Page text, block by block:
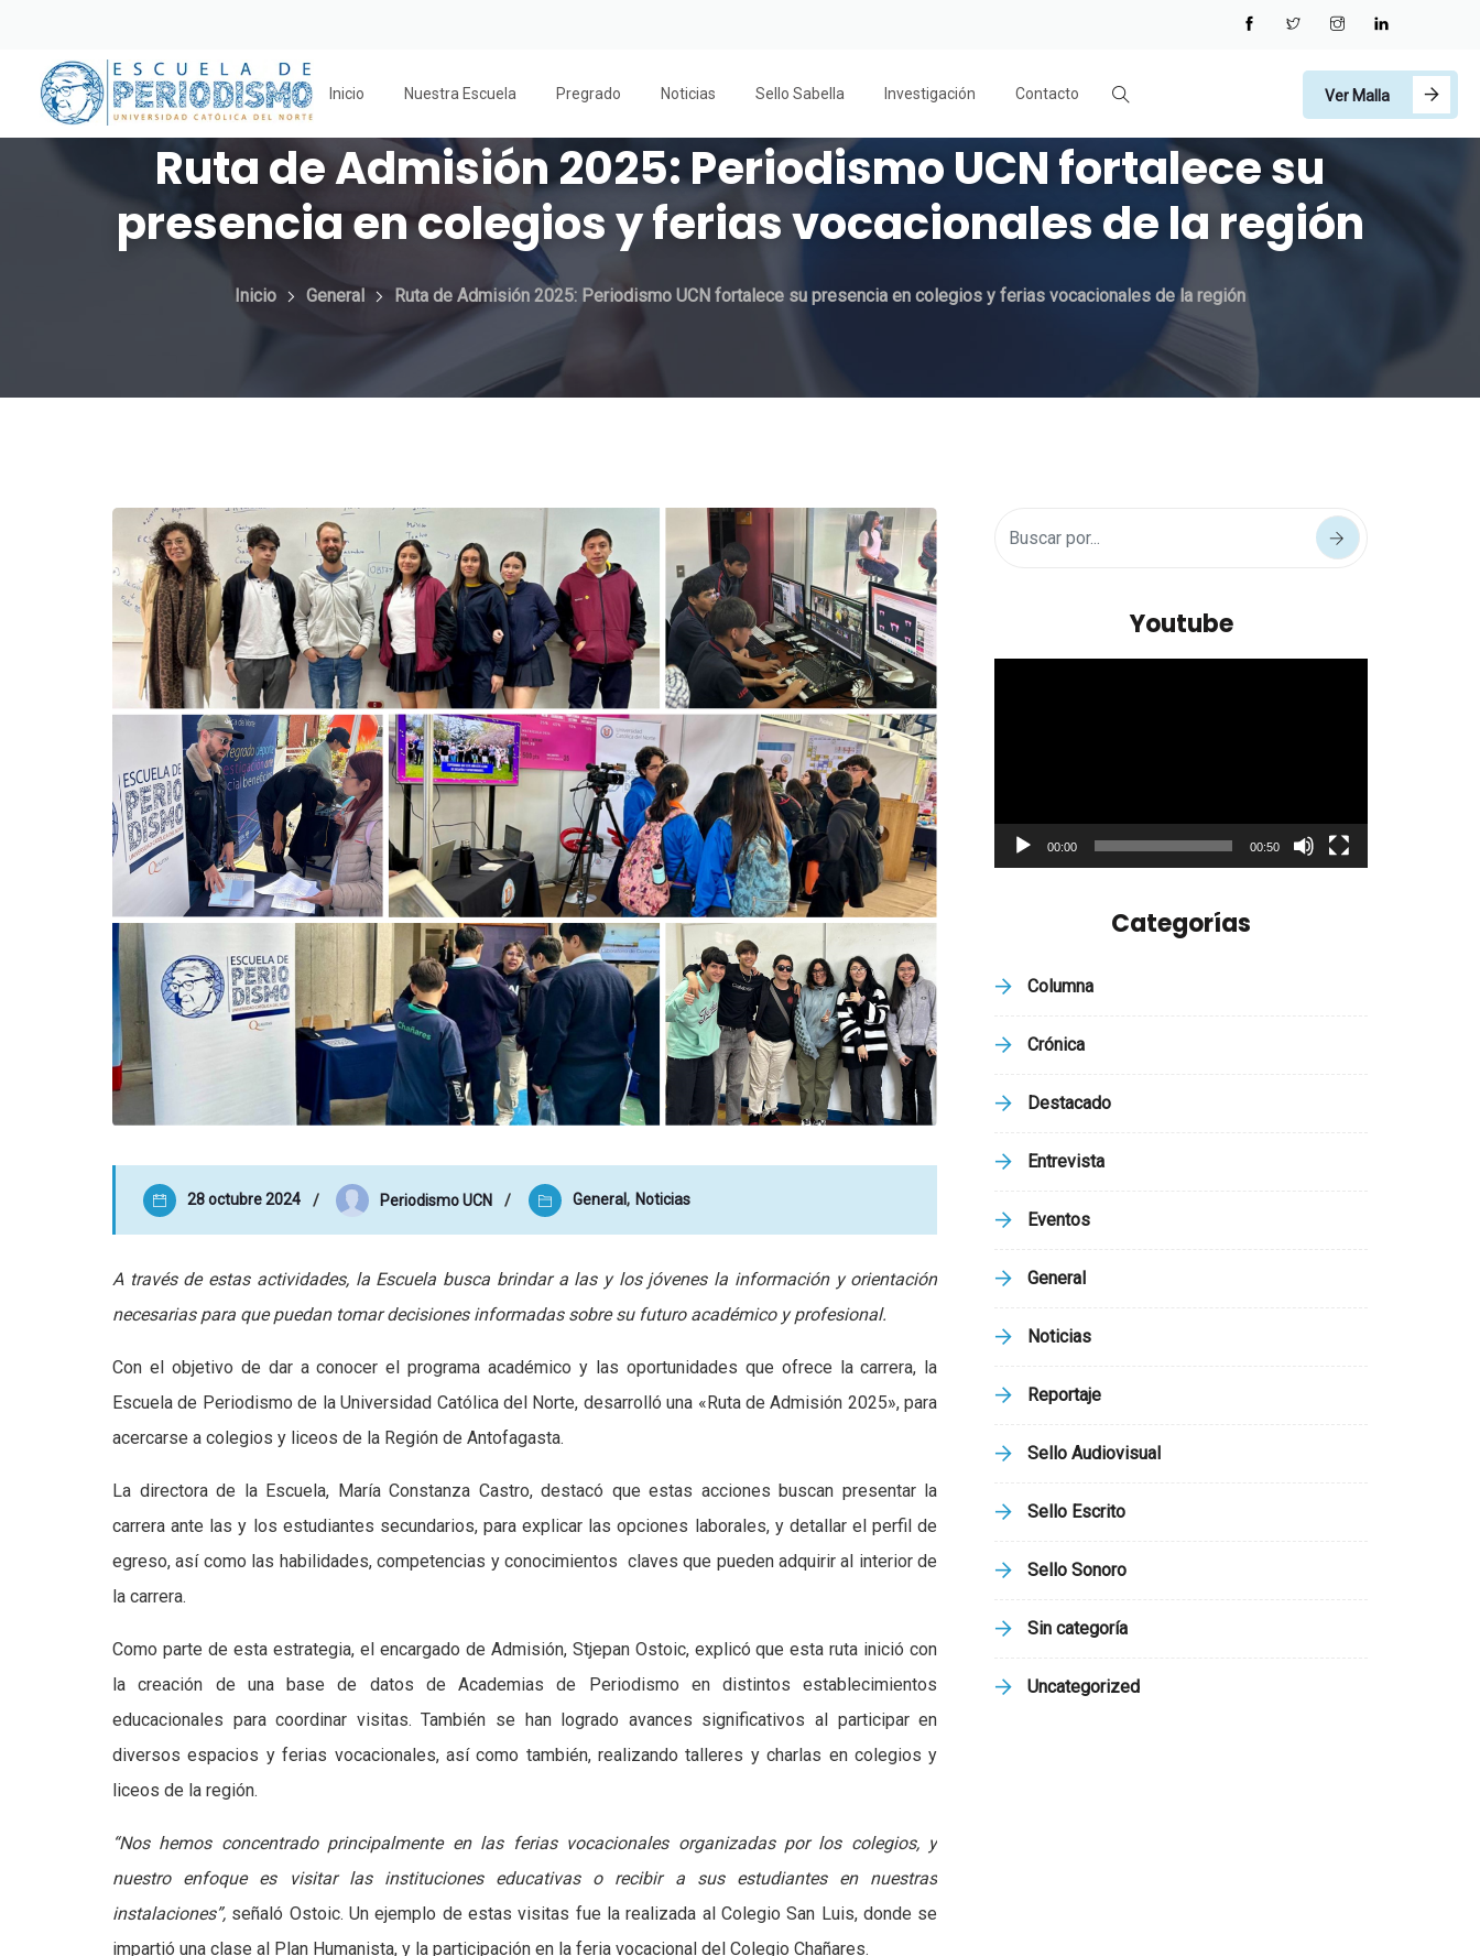
Inicio Nuestra Escuela Pregrado Noticias Sello Sabella Investigación Contacto Ver Malla
Ruta de Admisión 2025: Periodismo UCN fortalece su
presencia en colegios y ferias vocacionales de la región
Inicio General Ruta de Admisión 2025: Periodismo UCN fortalece su presencia en colegios y ferias vocacionales de la región
28 octubre 2024 Periodismo UCN General, Noticias
A través de estas actividades, la Escuela busca brindar a las y los jóvenes la información y orientación
necesarias para que puedan tomar decisiones informadas sobre su futuro académico y profesional.
Con el objetivo de dar a conocer el programa académico y las oportunidades que ofrece la carrera, la
Escuela de Periodismo de la Universidad Católica del Norte, desarrolló una «Ruta de Admisión 2025», para
acercarse a colegios y liceos de la Región de Antofagasta.
La directora de la Escuela, María Constanza Castro, destacó que estas acciones buscan presentar la
carrera ante las y los estudiantes secundarios, para explicar las opciones laborales, y detallar el perfil de
egreso, así como las habilidades, competencias y conocimientos claves que pueden adquirir al interior de
la carrera.
Como parte de esta estrategia, el encargado de Admisión, Stjepan Ostoic, explicó que esta ruta inició con
la creación de una base de datos de Academias de Periodismo en distintos establecimientos
educacionales para coordinar visitas. También se han logrado avances significativos al participar en
diversos espacios y ferias vocacionales, así como también, realizando talleres y charlas en colegios y
liceos de la región.
“Nos hemos concentrado principalmente en las ferias vocacionales organizadas por los colegios, y
nuestro enfoque es visitar las instituciones educativas o recibir a sus estudiantes en nuestras
instalaciones”, señaló Ostoic. Un ejemplo de estas visitas fue la realizada al Colegio San Luis, donde se
impartió una clase al Plan Humanista, y la participación en la feria vocacional del Colegio Chañares.
Youtube
00:00 00:50
Categorías
Columna
Crónica
Destacado
Entrevista
Eventos
General
Noticias
Reportaje
Sello Audiovisual
Sello Escrito
Sello Sonoro
Sin categoría
Uncategorized